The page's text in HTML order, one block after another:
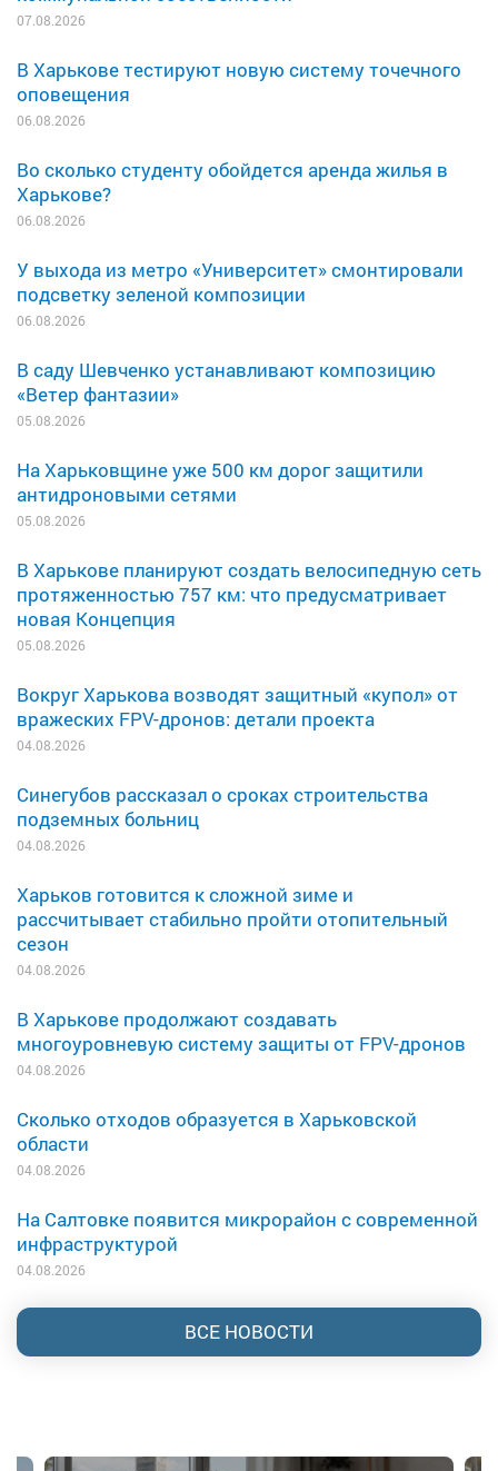
07.08.2026
В Харькове тестируют новую систему точечного
оповещения
06.08.2026
Во сколько студенту обойдется аренда жилья в
Харькове?
06.08.2026
У выхода из метро «Университет» смонтировали
подсветку зеленой композиции
06.08.2026
В саду Шевченко устанавливают композицию
«Ветер фантазии»
05.08.2026
На Харьковщине уже 500 км дорог защитили
антидроновыми сетями
05.08.2026
В Харькове планируют создать велосипедную сеть
протяженностью 757 км: что предусматривает
новая Концепция
05.08.2026
Вокруг Харькова возводят защитный «купол» от
вражеских FPV-дронов: детали проекта
04.08.2026
Синегубов рассказал о сроках строительства
подземных больниц
04.08.2026
Харьков готовится к сложной зиме и
рассчитывает стабильно пройти отопительный
сезон
04.08.2026
В Харькове продолжают создавать
многоуровневую систему защиты от FPV-дронов
04.08.2026
Сколько отходов образуется в Харьковской
области
04.08.2026
На Салтовке появится микрорайон с современной
инфраструктурой
04.08.2026
ВСЕ НОВОСТИ